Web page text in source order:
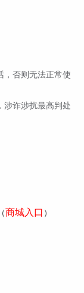
，否则无法正常使
涉诈涉扰最高判处
商城入口 ）